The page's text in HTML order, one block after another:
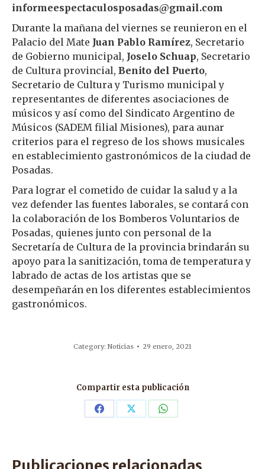
informeespectaculosposadas@gmail.com
Durante la mañana del viernes se reunieron en el
Palacio del Mate Juan Pablo Ramírez, Secretario
de Gobierno municipal, Joselo Schuap, Secretario
de Cultura provincial, Benito del Puerto,
Secretario de Cultura y Turismo municipal y
representantes de diferentes asociaciones de
músicos y así como del Sindicato Argentino de
Músicos (SADEM filial Misiones), para aunar
criterios para el regreso de los shows musicales
en establecimiento gastronómicos de la ciudad de
Posadas.
Para lograr el cometido de cuidar la salud y a la
vez defender las fuentes laborales, se contará con
la colaboración de los Bomberos Voluntarios de
Posadas, quienes junto con personal de la
Secretaría de Cultura de la provincia brindarán su
apoyo para la sanitización, toma de temperatura y
labrado de actas de los artistas que se
desempeñarán en los diferentes establecimientos
gastronómicos.
Category: Noticias 29 enero, 2021
Compartir esta publicación
Share Share Share